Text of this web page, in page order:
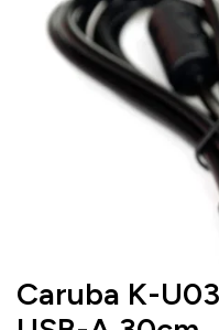
Caruba K-